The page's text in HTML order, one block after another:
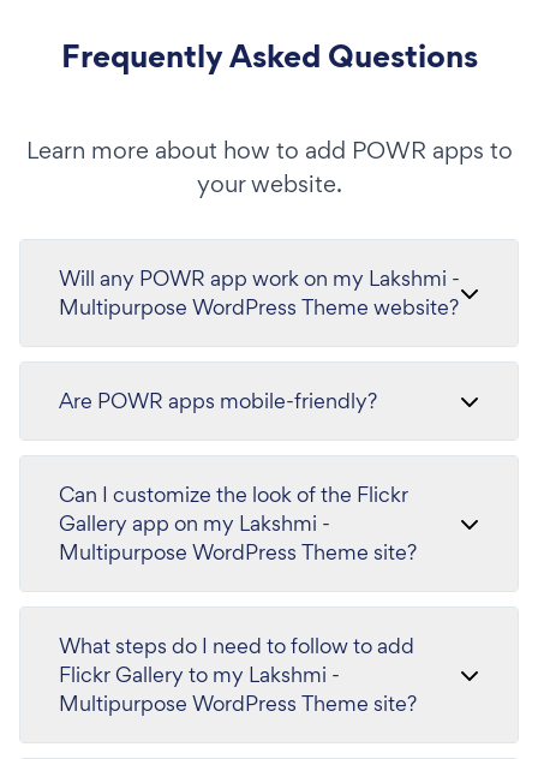
Frequently Asked Questions
Learn more about how to add POWR apps to
your website.
Will any POWR app work on my Lakshmi -
Multipurpose WordPress Theme website?
Are POWR apps mobile-friendly?
Can I customize the look of the Flickr
Gallery app on my Lakshmi -
Multipurpose WordPress Theme site?
What steps do I need to follow to add
Flickr Gallery to my Lakshmi -
Multipurpose WordPress Theme site?